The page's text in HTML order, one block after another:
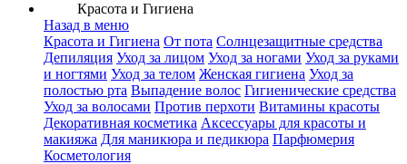
Красота и Гигиена
Назад в меню
Красота и Гигиена От пота Солнцезащитные средства
Депиляция Уход за лицом Уход за ногами Уход за руками
и ногтями Уход за телом Женская гигиена Уход за
полостью рта Выпадение волос Гигиенические средства
Уход за волосами Против перхоти Витамины красоты
Декоративная косметика Аксессуары для красоты и
макияжа Для маникюра и педикюра Парфюмерия
Косметология